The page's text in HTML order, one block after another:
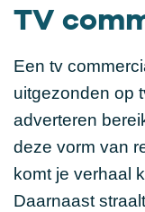
TV
Een tv
uitgezonden op
adverteren
deze vorm van
komt je verhaal
Daarnaast